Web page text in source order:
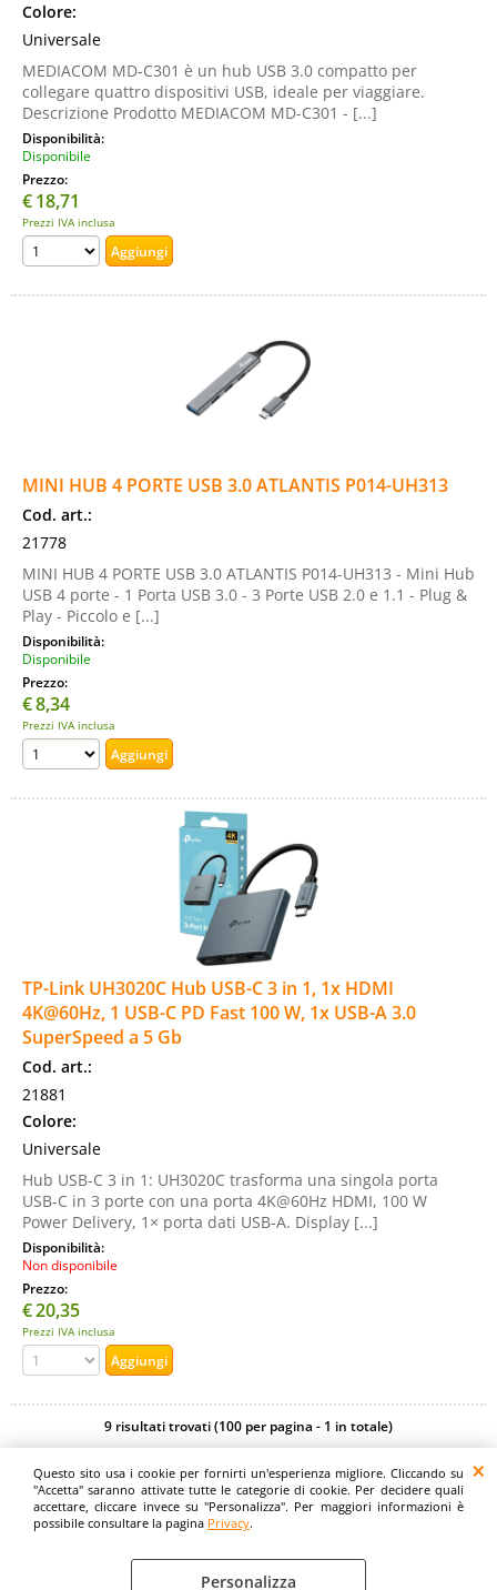
Questo sito usa i cookie per fornirti un'esperienza migliore. Cliccando su
"Accetta" saranno attivate tutte le categorie di cookie. Per decidere quali
accettare, cliccare invece su "Personalizza". Per maggiori informazioni è
possibile consultare la pagina Privacy.
Personalizza
Colore:
Universale
MEDIACOM MD-C301 è un hub USB 3.0 compatto per
collegare quattro dispositivi USB, ideale per viaggiare.
Descrizione Prodotto MEDIACOM MD-C301 - [...]
Disponibilità:
Disponibile
Prezzo:
€18,71
Prezzi IVA inclusa
MINI HUB 4 PORTE USB 3.0 ATLANTIS P014-UH313
Cod. art.:
21778
MINI HUB 4 PORTE USB 3.0 ATLANTIS P014-UH313 - Mini Hub
USB 4 porte - 1 Porta USB 3.0 - 3 Porte USB 2.0 e 1.1 - Plug &
Play - Piccolo e [...]
Disponibilità:
Disponibile
Prezzo:
€8,34
Prezzi IVA inclusa
TP-Link UH3020C Hub USB-C 3 in 1, 1x HDMI
4K@60Hz, 1 USB-C PD Fast 100 W, 1x USB-A 3.0
SuperSpeed a 5 Gb
Cod. art.:
21881
Colore:
Universale
Hub USB-C 3 in 1: UH3020C trasforma una singola porta
USB-C in 3 porte con una porta 4K@60Hz HDMI, 100 W
Power Delivery, 1× porta dati USB-A. Display [...]
Disponibilità:
Non disponibile
Prezzo:
€20,35
Prezzi IVA inclusa
9 risultati trovati (100 per pagina - 1 in totale)
Digitalrama Srl - Via del Centenario, 141/143 - 84084 - Lancusi di Fisciano (SA)
- P.IVA 05130560658 - digitalramasrl@pec.it G4AI1U8